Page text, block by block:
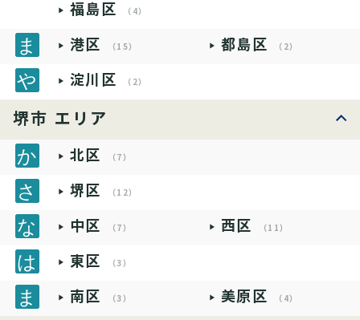
福島区 （4）
港区 （15） 都島区 （2）
淀川区 （2）
堺市 エリア
北区 （7）
堺区 （12）
中区 （7） 西区 （11）
東区 （3）
南区 （3） 美原区 （4）